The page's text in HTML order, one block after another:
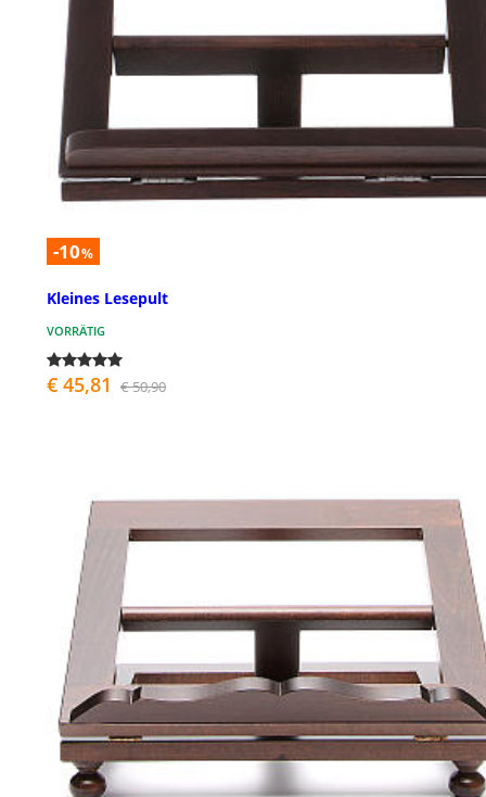
-10%
Kleines Lesepult
VORRÄTIG
€ 45,81 € 50,90